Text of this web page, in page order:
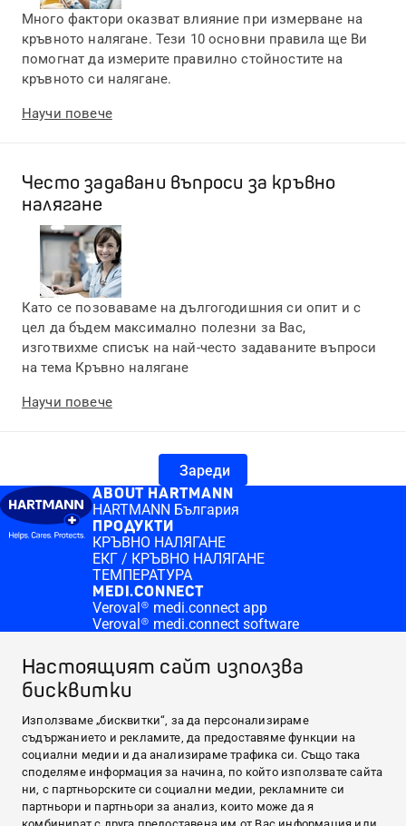
Настоящият сайт използва
бисквитки
Използваме „бисквитки“, за да персонализираме
съдържанието и рекламите, да предоставяме функции на
социални медии и да анализираме трафика си. Също така
споделяме информация за начина, по който използвате сайта
ни, с партньорските си социални медии, рекламните си
партньори и партньори за анализ, които може да я
Много фактори оказват влияние при измерване на
кръвното налягане. Тези 10 основни правила ще Ви
помогнат да измерите правилно стойностите на
кръвното си налягане.
Научи повече
Често задавани въпроси за кръвно
налягане
Като се позоваваме на дългогодишния си опит и с
цел да бъдем максимално полезни за Вас,
изготвихме списък на най-често задаваните въпроси
на тема Кръвно налягане
Научи повече
Зареди
ABOUT HARTMANN
HARTMANN България
ПРОДУКТИ
КРЪВНО НАЛЯГАНЕ
ЕКГ / КРЪВНО НАЛЯГАНЕ
ТЕМПЕРАТУРА
MEDI.CONNECT
Veroval® medi.connect app
Veroval® medi.connect software
Online pharmacies Veroval duo control
ПОЛЕЗНО
Кръвно налягане
CONTACT & MORE
Medi.connect Login
Контакт
ABOUT HARTMANN
ПРОДУКТИ
MEDI.CONNECT